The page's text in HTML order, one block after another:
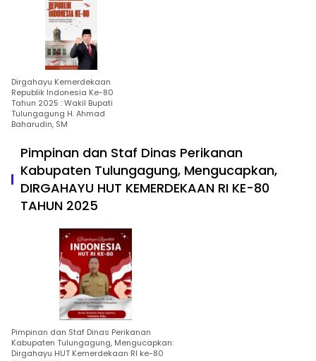
Dirgahayu Kemerdekaan
Republik Indonesia Ke-80
Tahun 2025 : Wakil Bupati
Tulungagung H. Ahmad
Baharudin, SM
Pimpinan dan Staf Dinas Perikanan
Kabupaten Tulungagung, Mengucapkan,
DIRGAHAYU HUT KEMERDEKAAN RI KE-80
TAHUN 2025
Pimpinan dan Staf Dinas Perikanan
Kabupaten Tulungagung, Mengucapkan:
Dirgahayu HUT Kemerdekaan RI ke-80